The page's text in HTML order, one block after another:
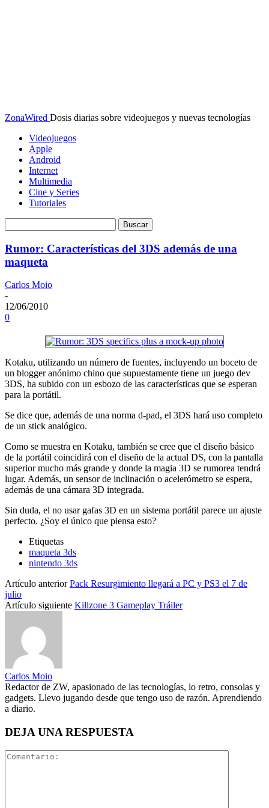
ZonaWired Dosis diarias sobre videojuegos y nuevas tecnologías
Videojuegos
Apple
Android
Internet
Multimedia
Cine y Series
Tutoriales
Rumor: Características del 3DS además de una
maqueta
Carlos Moio
-
12/06/2010
0
Kotaku, utilizando un número de fuentes, incluyendo un boceto de
un blogger anónimo chino que supuestamente tiene un juego dev
3DS, ha subido con un esbozo de las características que se esperan
para la portátil.
Se dice que, además de una norma d-pad, el 3DS hará uso completo
de un stick analógico.
Como se muestra en Kotaku, también se cree que el diseño básico
de la portátil coincidirá con el diseño de la actual DS, con la pantalla
superior mucho más grande y donde la magia 3D se rumorea tendrá
lugar. Además, un sensor de inclinación o acelerómetro se espera,
además de una cámara 3D integrada.
Sin duda, el no usar gafas 3D en un sistema portátil parece un ajuste
perfecto. ¿Soy el único que piensa esto?
Etiquetas
maqueta 3ds
nintendo 3ds
Artículo anterior Pack Resurgimiento llegará a PC y PS3 el 7 de
julio
Artículo siguiente Killzone 3 Gameplay Tráiler
Carlos Moio
Redactor de ZW, apasionado de las tecnologías, lo retro, consolas y
gadgets. Llevo jugando desde que tengo uso de razón. Aprendiendo
a diario.
DEJA UNA RESPUESTA